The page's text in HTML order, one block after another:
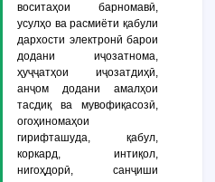
воситаҳои барномавӣ,
усулҳо ва расмиёти қабули
дархости электронӣ барои
додани иҷозатнома,
ҳуҷҷатҳои иҷозатдиҳӣ,
анҷом додани амалҳои
тасдиқ ва мувофиқасозӣ,
огоҳиномаҳои
гирифташуда, қабул,
коркард, интиқол,
нигоҳдорӣ, санҷиши